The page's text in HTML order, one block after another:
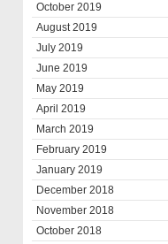
October 2019
August 2019
July 2019
June 2019
May 2019
April 2019
March 2019
February 2019
January 2019
December 2018
November 2018
October 2018